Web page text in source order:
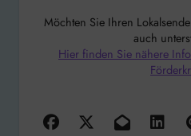
Möchten Sie Ihren
auch
Hier finden Sie nähere